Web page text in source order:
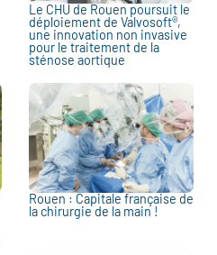
Le CHU de Rouen poursuit le
déploiement de Valvosoft®,
une innovation non invasive
pour le traitement de la
sténose aortique
Rouen : Capitale française de
la chirurgie de la main !